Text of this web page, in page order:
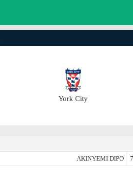
York City
AKINYEMI DIPO